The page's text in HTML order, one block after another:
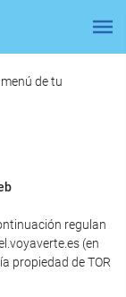
de tu
regulan
(en
propiedad de TOR